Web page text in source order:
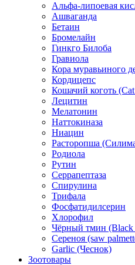
Альфа-липоевая
Ашваганда
Бетаин
Бромелайн
Гинкго Билоба
Гравиола
Кора муравьиного
Кордицепс
Кошачий коготь
Лецитин
Мелатонин
Наттокиназа
Ниацин
Расторопша
Родиола
Рутин
Серрапептаза
Спирулина
Трифала
Фосфатидилсерин
Хлорофил
Чёрный тмин (Black
Сереноя (saw
Garlic (Чеснок)
Зоотовары